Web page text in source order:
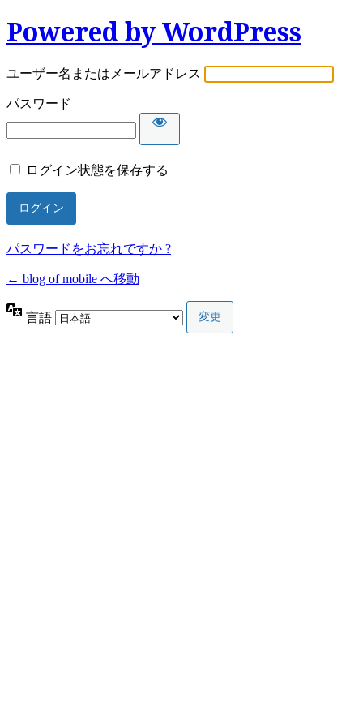
Powered by WordPress
ユーザー名またはメールアドレス
パスワード
ログイン状態を保存する
パスワードをお忘れですか ?
← blog of mobile へ移動
言語